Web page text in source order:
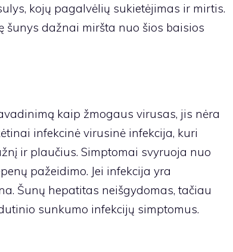
kojų pagalvėlių sukietėjimas ir mirtis.
šunys dažnai miršta nuo šios baisios
kaip žmogaus virusas, jis nėra
infekcinė virusinė infekcija, kuri
ir plaučius. Simptomai svyruoja nuo
pažeidimo. Jei infekcija yra
Šunų hepatitas neišgydomas, tačiau
sunkumo infekcijų simptomus.